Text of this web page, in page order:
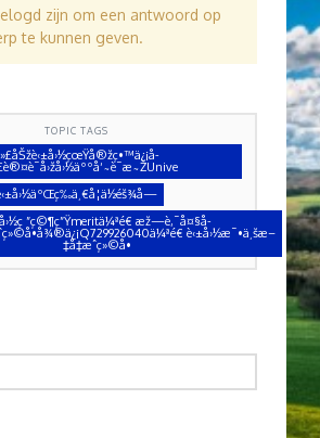
zijn om een antwoord op
te kunnen geven.
TOPIC TAGS
”ç©¶ç”Ÿmeritä¼ªé€ æž—è‚¯å¤§å­
è‹±å›½æ¯•ä¸šæ–
‡å‡­æˆç»©å•